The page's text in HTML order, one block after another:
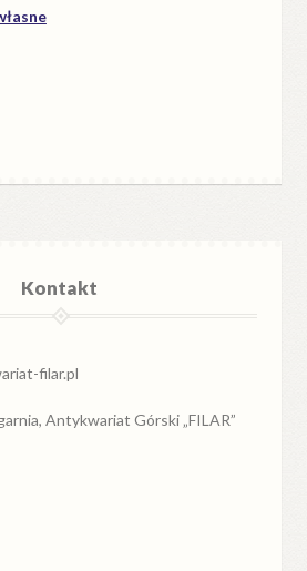
Kontakt
filar.pl
Antykwariat Górski „FILAR”